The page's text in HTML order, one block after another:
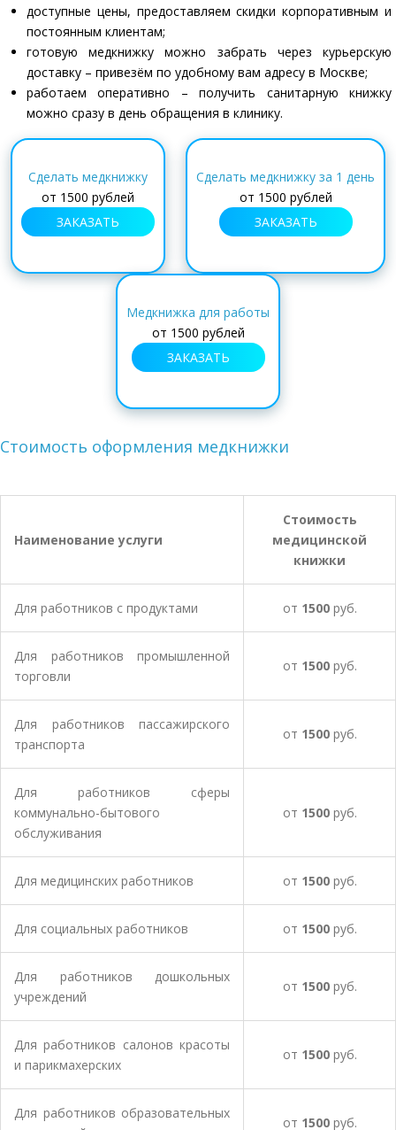
доступные цены, предоставляем скидки корпоративным и
постоянным клиентам;
готовую медкнижку можно забрать через курьерскую
доставку – привезём по удобному вам адресу в Москве;
работаем оперативно – получить санитарную книжку
можно сразу в день обращения в клинику.
Сделать медкнижку
от 1500 рублей
ЗАКАЗАТЬ
Сделать медкнижку за 1 день
от 1500 рублей
ЗАКАЗАТЬ
Медкнижка для работы
от 1500 рублей
ЗАКАЗАТЬ
Стоимость оформления медкнижки
Наименование услуги
Стоимость
медицинской
книжки
Для работников с продуктами от 1500руб.
Для работников промышленной
торговли
от 1500руб.
Для работников пассажирского
транспорта
от 1500руб.
Для работников сферы
коммунально-бытового
обслуживания
от 1500руб.
Для медицинских работников от 1500руб.
Для социальных работников от 1500руб.
Для работников дошкольных
учреждений
от 1500руб.
Для работников салонов красоты
и парикмахерских
от 1500руб.
Для работников образовательных
от 1500руб.